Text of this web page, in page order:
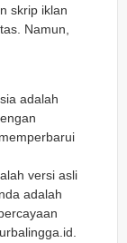
skrip iklan
Namun,
adalah
versi asli
adalah